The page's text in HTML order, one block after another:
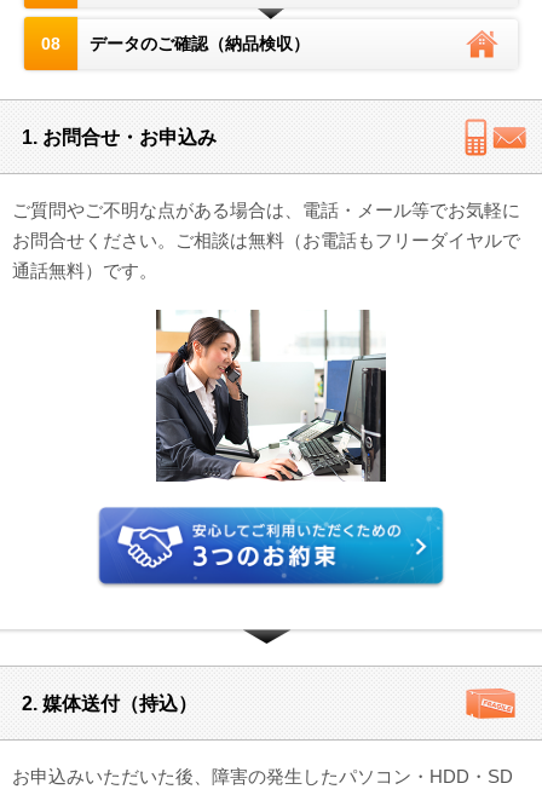
08 データのご確認（納品検収）
1. お問合せ・お申込み
ご質問やご不明な点がある場合は、電話・メール等でお気軽に
お問合せください。ご相談は無料（お電話もフリーダイヤルで
通話無料）です。
2. 媒体送付（持込）
お申込みいただいた後、障害の発生したパソコン・HDD・SD
ISO27001(ISMS)認証